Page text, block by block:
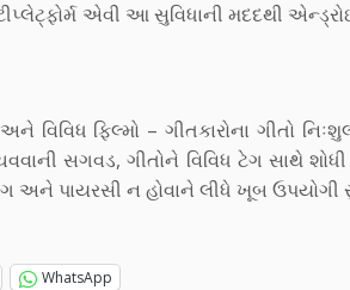
એવી આ સુવિધાની મદદથી
વિવિધ ફિલ્મો – ગીતકારોના ગીતો
સગવડ, ગીતોને વિવિધ ટેગ સાથે
પાયરસી ન હોવાને લીધે ખૂબ ઉપયોગી
WhatsApp